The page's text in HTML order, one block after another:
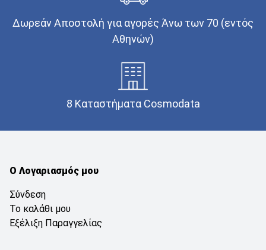
Δωρεάν Αποστολή για αγορές Άνω των 70 (εντός
Αθηνών)
8 Καταστήματα Cosmodata
Ο Λογαριασμός μου
Σύνδεση
Το καλάθι μου
Εξέλιξη Παραγγελίας